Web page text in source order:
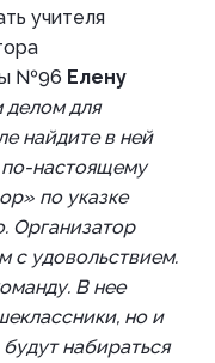
учителя
№96 Елену
делом для
найдите в ней
по-настоящему
по указке
Организатор
с удовольствием.
В нее
но и
набираться